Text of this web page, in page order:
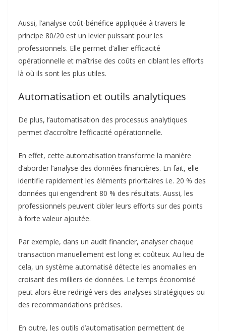
Automatisation et outils analytiques
De plus, l’automatisation des processus analytiques
permet d’accroître l’efficacité opérationnelle.
d’aborder l’analyse des données financières. En fait, elle
données qui engendrent 80 % des résultats. Aussi, les
professionnels peuvent cibler leurs efforts sur des points
à forte valeur ajoutée.
Par exemple, dans un audit financier, analyser chaque
transaction manuellement est long et coûteux. Au lieu de
cela, un système automatisé détecte les anomalies en
croisant des milliers de données. Le temps économisé
peut alors être redirigé vers des analyses stratégiques ou
des recommandations précises.
En outre, les outils d’automatisation permettent de
standardiser les tâches récurrentes. Cela inclut la
production de rapports financiers, le rapprochement
bancaire ou encore le suivi budgétaire. Grâce à des
Power BI
sont collectées, organisées et présentées sous forme de